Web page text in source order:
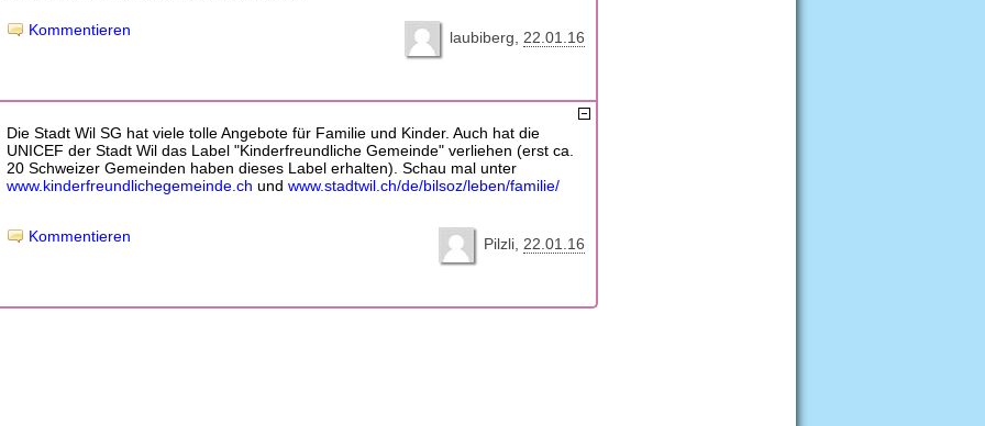
laubiberg 22.01.16
Kommentieren
Die Stadt Wil SG hat viele tolle Angebote für Familie und Kinder. Auch hat die
UNICEF der Stadt Wil das Label "Kinderfreundliche Gemeinde" verliehen (erst ca.
20 Schweizer Gemeinden haben dieses Label erhalten). Schau mal unter
www.kinderfreundlichegemeinde.ch und www.stadtwil.ch/de/bilsoz/leben/familie/
Pilzli 22.01.16
Kommentieren